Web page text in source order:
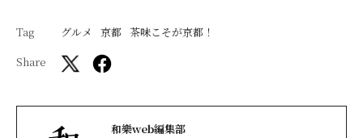
Tag グルメ 京都 茶味こそが京都！
Share
和樂web編集部